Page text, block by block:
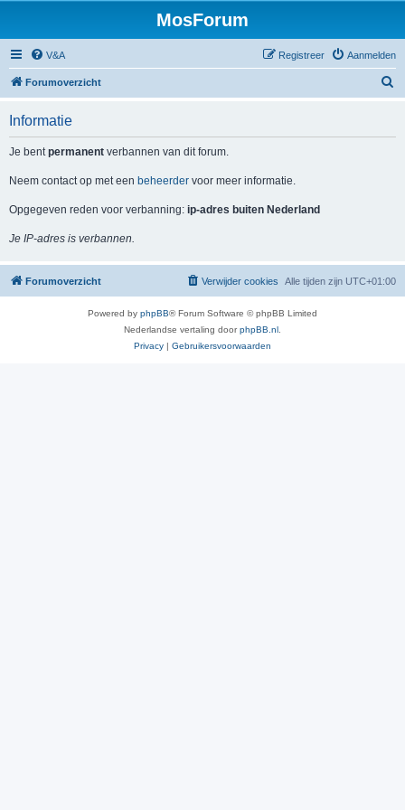
MosForum
V&A Aanmelden
Registreer
Forumoverzicht
Informatie
Je bentpermanent verbannen van dit forum.
Neem contact op met een beheerder voor meer informatie.
Opgegeven reden voor verbanning: ip-adres buiten Nederland
Je IP-adres is verbannen.
Forumoverzicht Alle tijden zijn UTC+01:00
Verwijder cookies
Powered by phpBB® Forum Software © phpBB Limited
Nederlandse vertaling doorphpBB.nl
Privacy | Gebruikersvoorwaarden